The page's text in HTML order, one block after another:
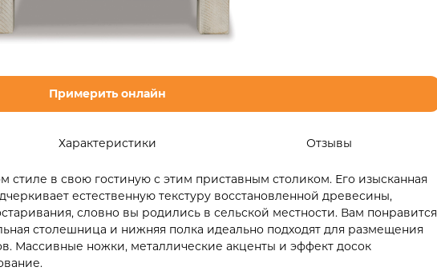
Примерить онлайн
Характеристики Отзывы
стиле в свою гостиную с этим приставным столиком. Его изысканная
естественную текстуру восстановленной древесины,
словно вы родились в сельской местности. Вам понравится
столешница и нижняя полка идеально подходят для размещения
Массивные ножки, металлические акценты и эффект досок